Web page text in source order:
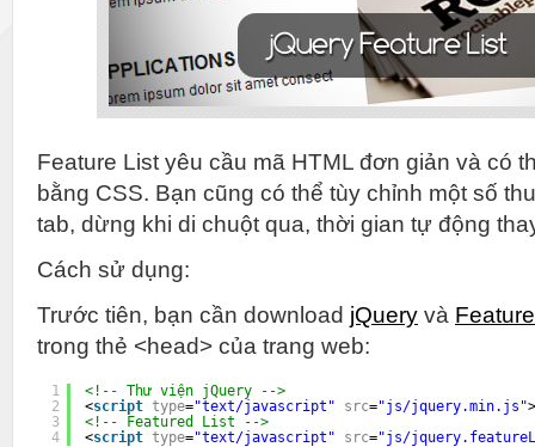
Feature List yêu cầu mã HTML đơn giản và có
bằng CSS. Bạn cũng có thể tùy chỉnh một số
tab, dừng khi di chuột qua, thời gian tự động
Cách sử dụng:
Trước tiên, bạn cần download jQuery và
trong thẻ <head> của trang web:
1
2
3
4
<!-- Thư viện jQuery -->
<script type="text/javascript" src="js/jquery.min.js"
<!-- Featured List -->
<script type="text/javascript" src="js/